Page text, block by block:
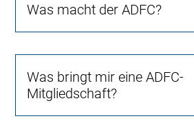
Was macht der ADFC?
Was bringt mir eine ADFC-
Mitgliedschaft?